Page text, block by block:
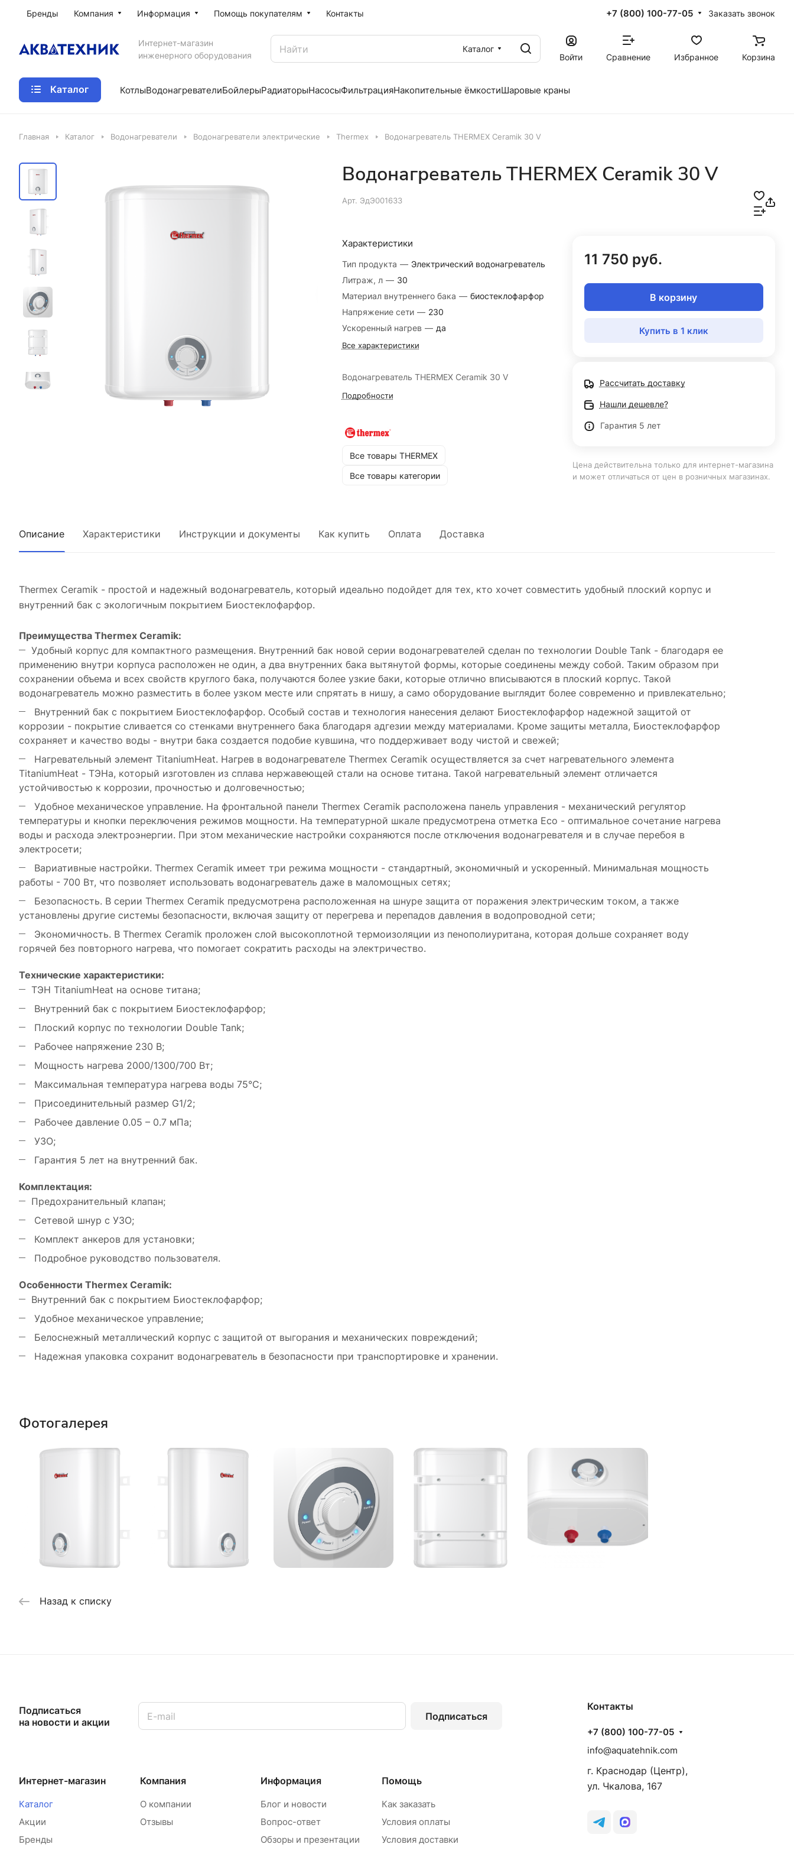
Бренды Компания Информация Помощь покупателям Контакты +7 (800) 100-77-05 Заказать звонок
Интернет-магазин
инженерного оборудования
Каталог
Войти
Сравнение Избранное Корзина
Каталог КотлыВодонагревателиБойлерыРадиаторыНасосыФильтрацияНакопительные ёмкостиШаровые краны
Главная Каталог Водонагреватели Водонагреватели электрические Thermex Водонагреватель THERMEX Ceramik 30 V
Водонагреватель THERMEX Ceramik 30 V
Арт. ЭдЭ001633
Характеристики
Тип продукта — Электрический водонагреватель
Литраж, л — 30
Материал внутреннего бака — биостеклофарфор
Напряжение сети — 230
Ускоренный нагрев — да
Все характеристики
Водонагреватель THERMEX Ceramik 30 V
Подробности
Все товары THERMEX
Все товары категории
11 750 руб.
В корзину
Купить в 1 клик
Рассчитать доставку
Нашли дешевле?
Гарантия 5 лет
Цена действительна только для интернет-магазина
и может отличаться от цен в розничных магазинах.
Описание Характеристики Инструкции и документы Как купить Оплата Доставка
Thermex Ceramik - простой и надежный водонагреватель, который идеально подойдет для тех, кто хочет совместить удобный плоский корпус и
внутренний бак с экологичным покрытием Биостеклофарфор.
Преимущества Thermex Ceramik:
Удобный корпус для компактного размещения. Внутренний бак новой серии водонагревателей сделан по технологии Double Tank - благодаря ее
применению внутри корпуса расположен не один, а два внутренних бака вытянутой формы, которые соединены между собой. Таким образом при
сохранении объема и всех свойств круглого бака, получаются более узкие баки, которые отлично вписываются в плоский корпус. Такой
водонагреватель можно разместить в более узком месте или спрятать в нишу, а само оборудование выглядит более современно и привлекательно;
Внутренний бак с покрытием Биостеклофарфор. Особый состав и технология нанесения делают Биостеклофарфор надежной защитой от
коррозии - покрытие сливается со стенками внутреннего бака благодаря адгезии между материалами. Кроме защиты металла, Биостеклофарфор
сохраняет и качество воды - внутри бака создается подобие кувшина, что поддерживает воду чистой и свежей;
Нагревательный элемент TitaniumHeat. Нагрев в водонагревателе Thermex Ceramik осуществляется за счет нагревательного элемента
TitaniumHeat - ТЭНа, который изготовлен из сплава нержавеющей стали на основе титана. Такой нагревательный элемент отличается
устойчивостью к коррозии, прочностью и долговечностью;
Удобное механическое управление. На фронтальной панели Thermex Ceramik расположена панель управления - механический регулятор
температуры и кнопки переключения режимов мощности. На температурной шкале предусмотрена отметка Eco - оптимальное сочетание нагрева
воды и расхода электроэнергии. При этом механические настройки сохраняются после отключения водонагревателя и в случае перебоя в
электросети;
Вариативные настройки. Thermex Ceramik имеет три режима мощности - стандартный, экономичный и ускоренный. Минимальная мощность
работы - 700 Вт, что позволяет использовать водонагреватель даже в маломощных сетях;
Безопасность. В серии Thermex Ceramik предусмотрена расположенная на шнуре защита от поражения электрическим током, а также
установлены другие системы безопасности, включая защиту от перегрева и перепадов давления в водопроводной сети;
Экономичность. В Thermex Ceramik проложен слой высокоплотной термоизоляции из пенополиуритана, которая дольше сохраняет воду
горячей без повторного нагрева, что помогает сократить расходы на электричество.
Технические характеристики:
ТЭН TitaniumHeat на основе титана;
Внутренний бак с покрытием Биостеклофарфор;
Плоский корпус по технологии Double Tank;
Рабочее напряжение 230 В;
Мощность нагрева 2000/1300/700 Вт;
Максимальная температура нагрева воды 75°С;
Присоединительный размер G1/2;
Рабочее давление 0.05 – 0.7 мПа;
УЗО;
Гарантия 5 лет на внутренний бак.
Комплектация:
Предохранительный клапан;
Сетевой шнур с УЗО;
Комплект анкеров для установки;
Подробное руководство пользователя.
Особенности Thermex Ceramik:
Внутренний бак с покрытием Биостеклофарфор;
Удобное механическое управление;
Белоснежный металлический корпус с защитой от выгорания и механических повреждений;
Надежная упаковка сохранит водонагреватель в безопасности при транспортировке и хранении.
Фотогалерея
Назад к списку
Подписаться
на новости и акции
Подписаться
Интернет-магазин
Каталог
Акции
Бренды
Компания
О компании
Отзывы
Информация
Блог и новости
Вопрос-ответ
Обзоры и презентации
Помощь
Как заказать
Условия оплаты
Условия доставки
Контакты
+7 (800) 100-77-05
info@aquatehnik.com
г. Краснодар (Центр),
ул. Чкалова, 167